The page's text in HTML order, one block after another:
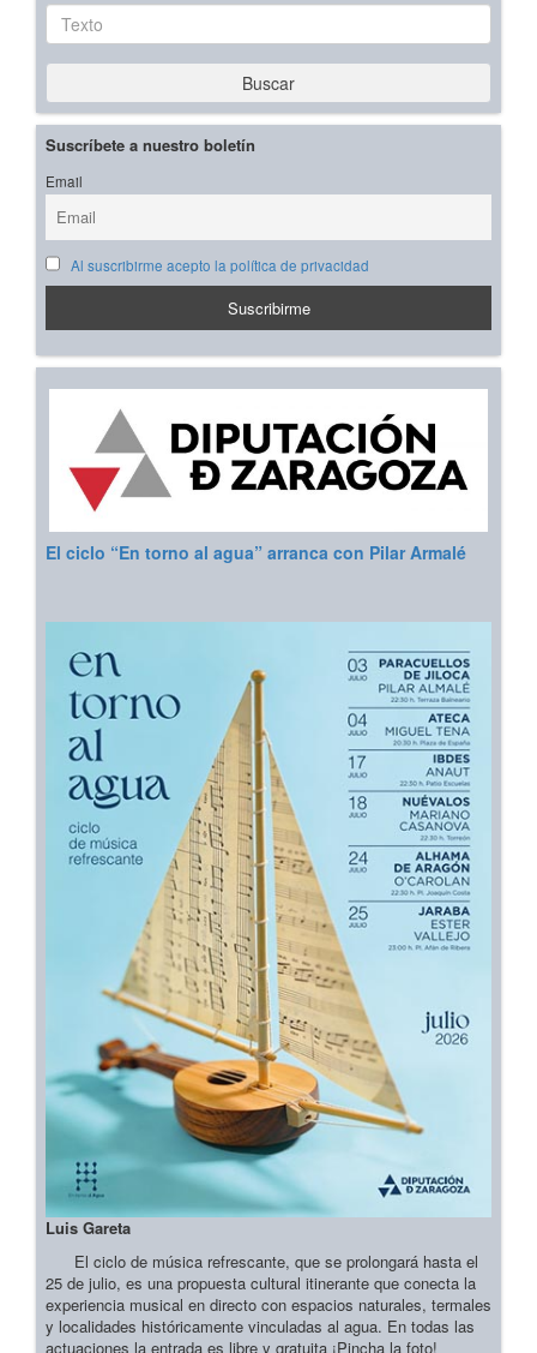
Texto
Buscar
Suscríbete a nuestro boletín
Email
Al suscribirme acepto la política de privacidad
El ciclo “En torno al agua” arranca con Pilar Armalé
Luis Gareta
El ciclo de música refrescante, que se prolongará hasta el
25 de julio, es una propuesta cultural itinerante que conecta la
experiencia musical en directo con espacios naturales, termales
y localidades históricamente vinculadas al agua. En todas las
actuaciones la entrada es libre y gratuita ¡Pincha la foto!